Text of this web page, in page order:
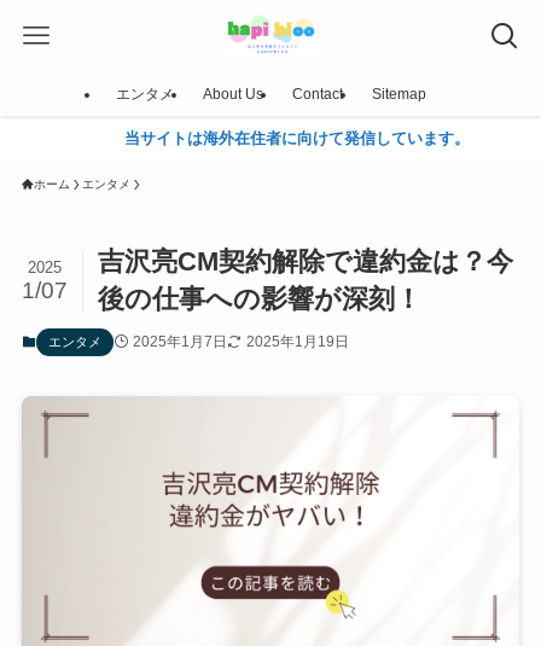
エンタメ About Us Contact Sitemap
当サイトは海外在住者に向けて発信しています。
ホーム エンタメ
吉沢亮CM契約解除で違約金は？今
後の仕事への影響が深刻！
2025
1/07
エンタメ 2025年1月7日 2025年1月19日